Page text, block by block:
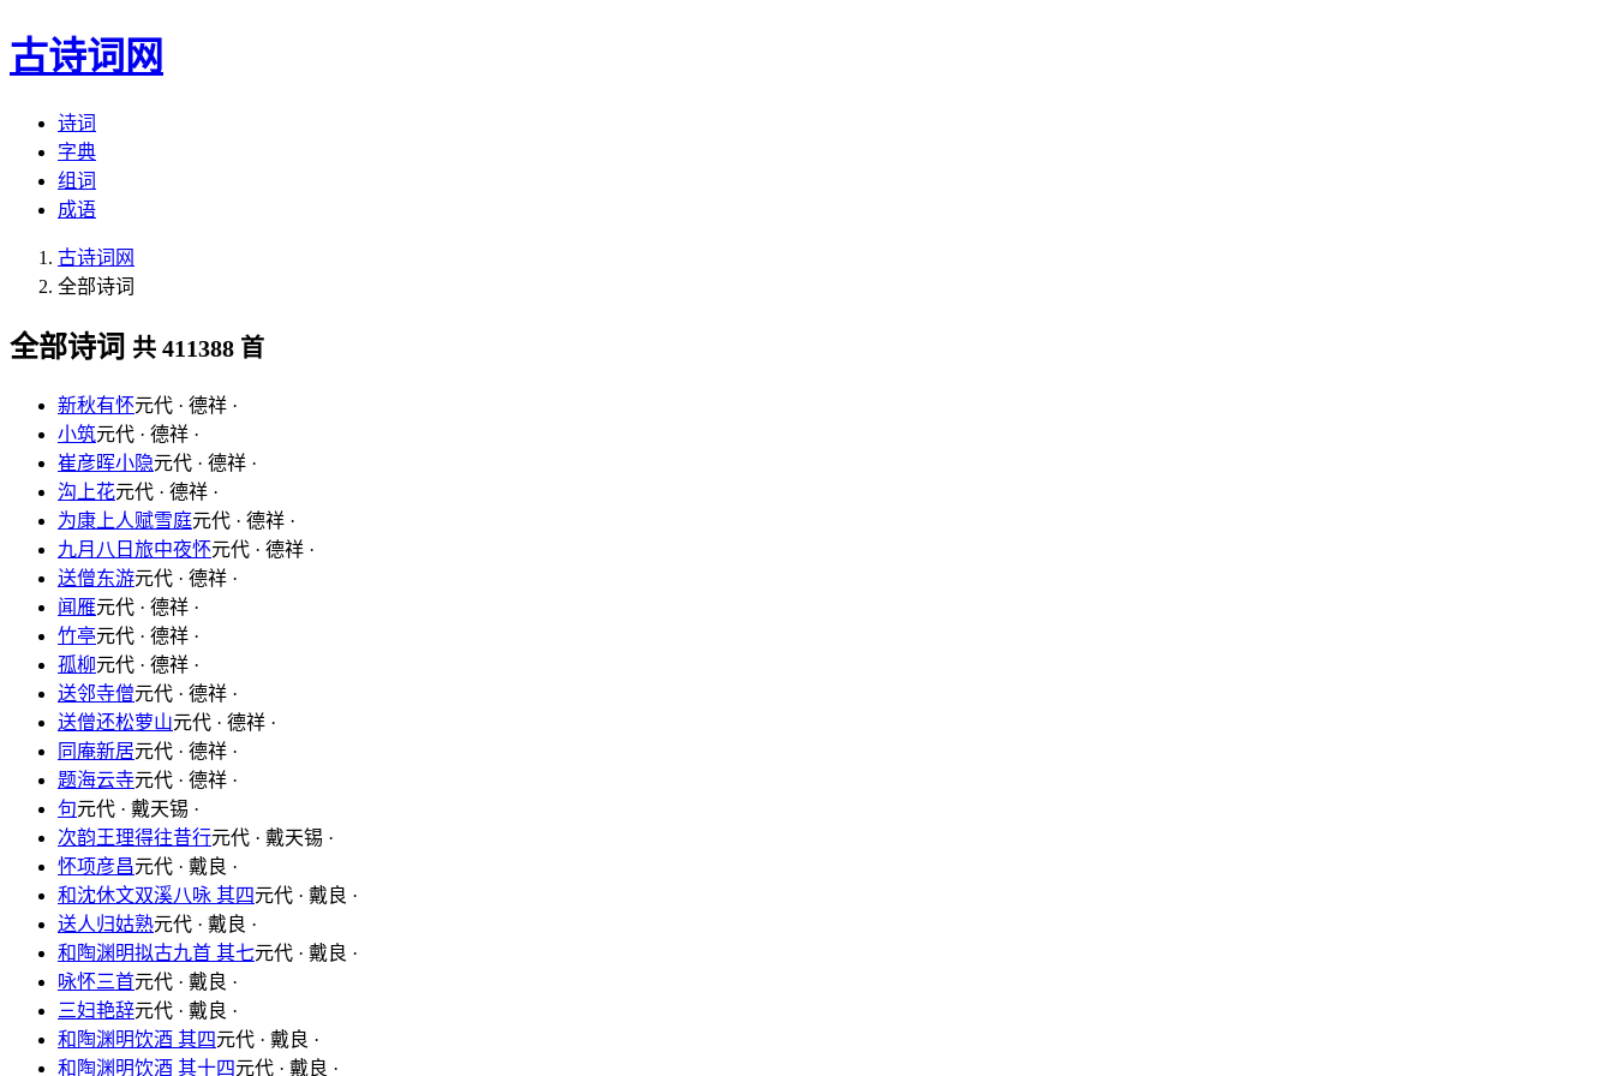
古诗词网
诗词
字典
组词
成语
古诗词网
全部诗词
全部诗词 共 411388 首
新秋有怀元代 · 德祥 ·
小筑元代 · 德祥 ·
崔彦晖小隐元代 · 德祥 ·
沟上花元代 · 德祥 ·
为康上人赋雪庭元代 · 德祥 ·
九月八日旅中夜怀元代 · 德祥 ·
送僧东游元代 · 德祥 ·
闻雁元代 · 德祥 ·
竹亭元代 · 德祥 ·
孤柳元代 · 德祥 ·
送邻寺僧元代 · 德祥 ·
送僧还松萝山元代 · 德祥 ·
同庵新居元代 · 德祥 ·
题海云寺元代 · 德祥 ·
句元代 · 戴天锡 ·
次韵王理得往昔行元代 · 戴天锡 ·
怀项彦昌元代 · 戴良 ·
和沈休文双溪八咏 其四元代 · 戴良 ·
送人归姑熟元代 · 戴良 ·
和陶渊明拟古九首 其七元代 · 戴良 ·
咏怀三首元代 · 戴良 ·
三妇艳辞元代 · 戴良 ·
和陶渊明饮酒 其四元代 · 戴良 ·
和陶渊明饮酒 其十四元代 · 戴良 ·